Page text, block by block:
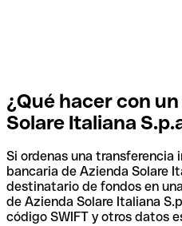
¿Qué hacer con
Solare Italiana
Si ordenas una transferencia
bancaria de Azienda Solare
destinatario de fondos en
de Azienda Solare Italiana
código SWIFT y otros datos